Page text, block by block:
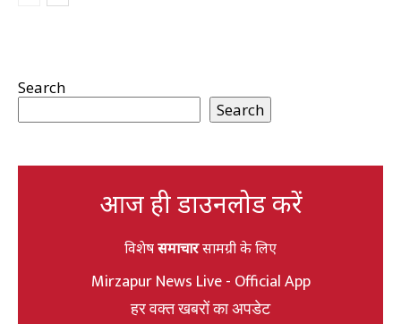
Search
Search
आज ही डाउनलोड करें
विशेषसमाचारसामग्री के लिए
Mirzapur News Live - Official App
हर वक्त खबरों का अपडेट